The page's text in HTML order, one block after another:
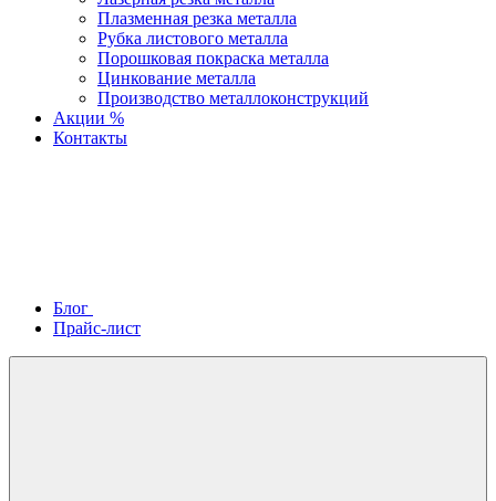
Плазменная резка металла
Рубка листового металла
Порошковая покраска металла
Цинкование металла
Производство металлоконструкций
Акции %
Контакты
Блог
Прайс-лист